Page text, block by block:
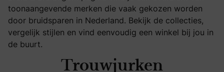
toonaangevende merken die vaak gekozen worden
door bruidsparen in Nederland. Bekijk de collecties,
vergelijk stijlen en vind eenvoudig een winkel bij jou in
de buurt.
Trouwjurken